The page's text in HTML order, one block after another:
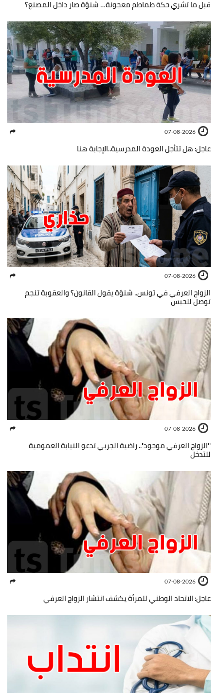
قبل ما تشري حكة طماطم معجونة… شنوّة صار داخل المصنع؟
07-08-2026
عاجل: هل تتأجل العودة المدرسية..الإجابة هنا
07-08-2026
الزواج العرفي في تونس.. شنوّة يقول القانون؟ والعقوبة تنجم
توصل للحبس
07-08-2026
''الزواج العرفي موجود''.. راضية الجربي تدعو النيابة العمومية
للتدخل
07-08-2026
عاجل: الاتحاد الوطني للمرأة يكشف انتشار الزواج العرفي